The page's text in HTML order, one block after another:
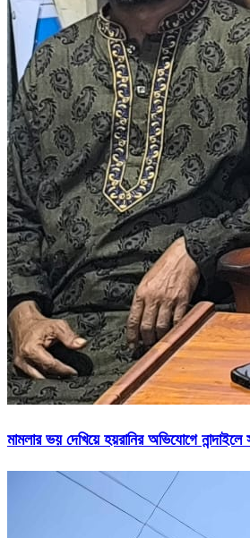
মামলার ভয় দেখিয়ে হয়রানির অভিযোগে নান্দাইলে